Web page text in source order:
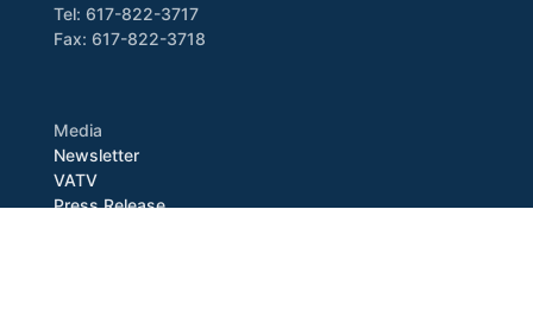
Tel: 617-822-3717
Fax: 617-822-3718
Media
Newsletter
VATV
Press Release